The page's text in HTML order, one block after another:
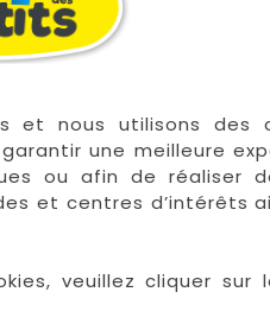
et nous utilisons des
une meilleure
ou afin de réaliser
et centres d’intérêts
veuillez cliquer sur
de puériculture
!